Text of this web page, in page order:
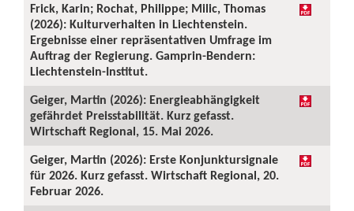
Frick, Karin; Rochat, Philippe; Milic, Thomas
(2026): Kulturverhalten in Liechtenstein.
Ergebnisse einer repräsentativen Umfrage im
Auftrag der Regierung. Gamprin-Bendern:
Liechtenstein-Institut.
Geiger, Martin (2026): Energieabhängigkeit
gefährdet Preisstabilität. Kurz gefasst.
Wirtschaft Regional, 15. Mai 2026.
Geiger, Martin (2026): Erste Konjunktursignale
für 2026. Kurz gefasst. Wirtschaft Regional, 20.
Februar 2026.